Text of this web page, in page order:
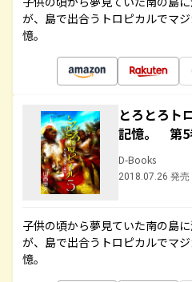
が、島で出合うトロピカルでマ
憶。
とろとろト
記憶。 第5
D-Books
2018.07.26 発売
子供の頃から夢見ていた南の島
が、島で出合うトロピカルでマ
憶。